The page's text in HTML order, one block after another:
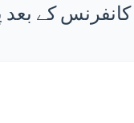
کانفرنس کے